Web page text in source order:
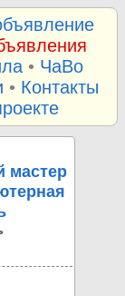
• ЧаВо
• Контакты
мастер